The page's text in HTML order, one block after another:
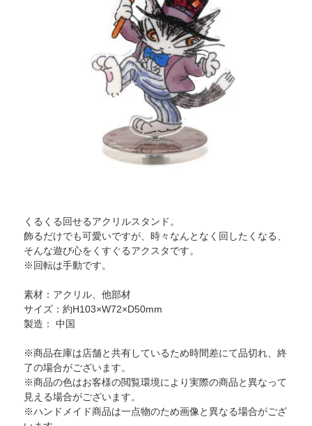
くるくる回せるアクリルスタンド。
飾るだけでも可愛いですが、時々なんとなく回したくなる、
そんな遊び心をくすぐるアクスタです。
※回転は手動です。
素材：アクリル、他部材
サイズ：約H103×W72×D50mm
製造： 中国
※商品在庫は店舗と共有しているため時間差にて品切れ、終
了の場合がございます。
※商品の色はお客様の閲覧環境により実際の商品と異なって
見える場合がございます。
※ハンドメイド商品は一点物のため画像と異なる場合がござ